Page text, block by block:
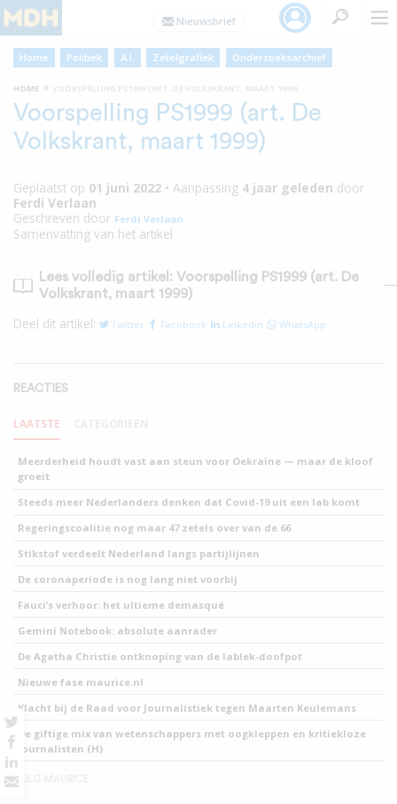
Home Politiek A.I. Zetelgrafiek Onderzoeksarchief
HOME »
Voorspelling PS1999 (art. De
Volkskrant, maart 1999)
Geplaatst op 01 juni 2022 • Aanpassing 4 jaar geleden door
Ferdi Verlaan
Geschreven door Ferdi Verlaan
Samenvatting van het artikel
Lees volledig artikel: Voorspelling PS1999 (art. De
Volkskrant, maart 1999)
Deel dit artikel: Twitter Facebook Linkedin WhatsApp
REACTIES
LAATSTE
Meerderheid houdt vast aan steun voor Oekraïne — maar de kloof
groeit
Steeds meer Nederlanders denken dat Covid-19 uit een lab komt
Regeringscoalitie nog maar 47 zetels over van de 66
Stikstof verdeelt Nederland langs partijlijnen
De coronaperiode is nog lang niet voorbij
Fauci’s verhoor: het ultieme demasqué
Gemini Notebook: absolute aanrader
De Agatha Christie ontknoping van de lablek-doofpot
Nieuwe fase maurice.nl
Klacht bij de Raad voor Journalistiek tegen Maarten Keulemans
De giftige mix van wetenschappers met oogkleppen en kritiekloze
journalisten (H)
VOLG MAURICE